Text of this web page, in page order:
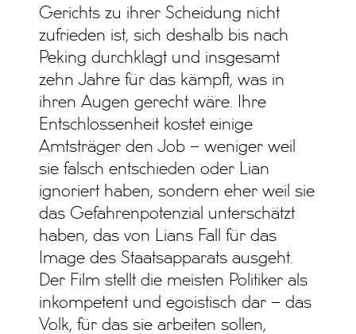
Gerichts zu ihrer Scheidung nicht
zufrieden ist, sich deshalb bis nach
Peking durchklagt und insgesamt
zehn Jahre für das kämpft, was in
ihren Augen gerecht wäre. Ihre
Entschlossenheit kostet einige
Amtsträger den Job – weniger weil
sie falsch entschieden oder Lian
ignoriert haben, sondern eher weil sie
das Gefahrenpotenzial unterschätzt
haben, das von Lians Fall für das
Image des Staatsapparats ausgeht.
Der Film stellt die meisten Politiker als
inkompetent und egoistisch dar – das
Volk, für das sie arbeiten sollen,